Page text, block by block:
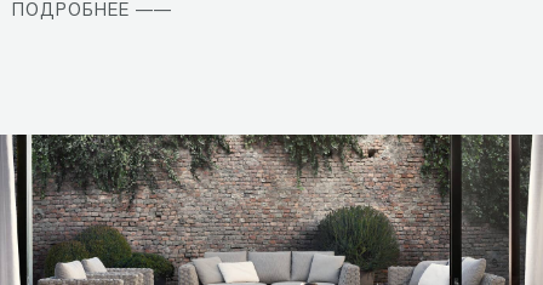
ПОДРОБНЕЕ ——